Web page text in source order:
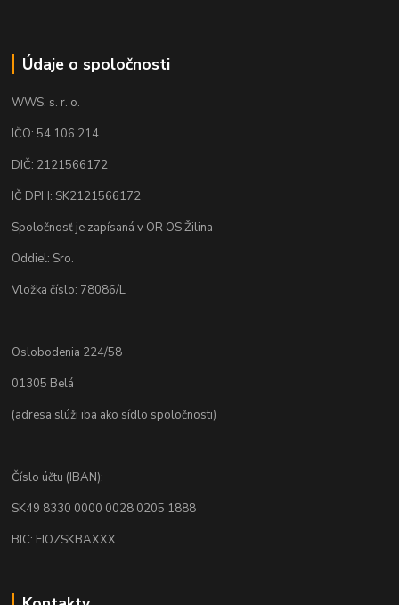
Údaje o spoločnosti
WWS, s. r. o.
IČO: 54 106 214
DIČ: 2121566172
IČ DPH: SK2121566172
Spoločnosť je zapísaná v OR OS Žilina
Oddiel: Sro.
Vložka číslo: 78086/L
Oslobodenia 224/58
01305 Belá
(adresa slúži iba ako sídlo spoločnosti)
Číslo účtu (IBAN):
SK49 8330 0000 0028 0205 1888
BIC: FIOZSKBAXXX